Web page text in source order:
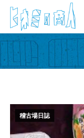
稽古場日誌